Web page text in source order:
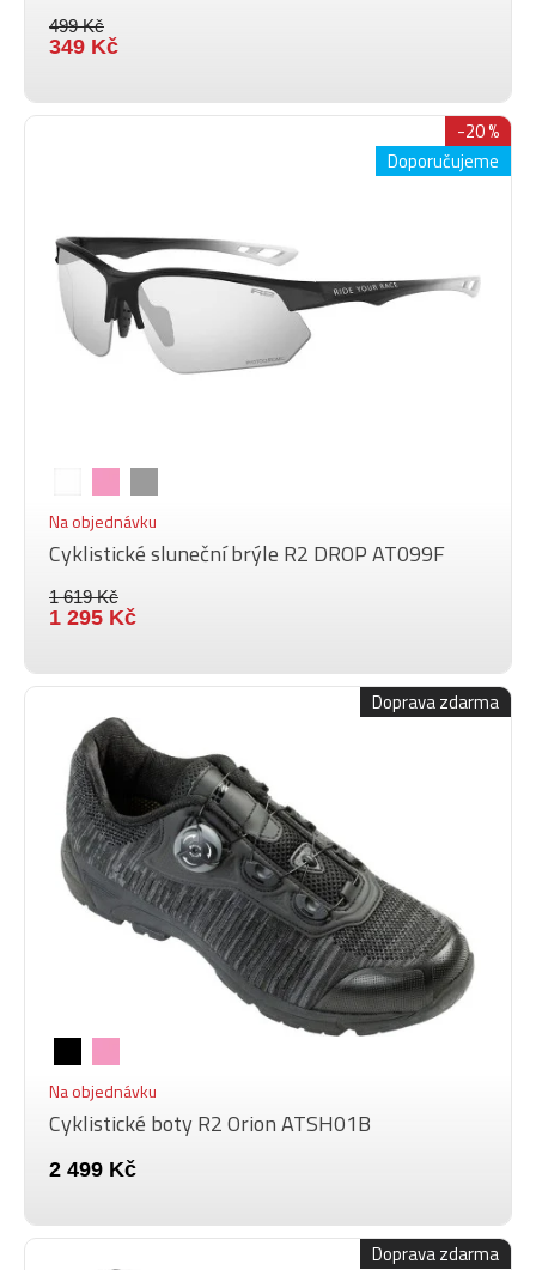
499 Kč
349 Kč
Doporučujeme
-20 %
Na objednávku
Cyklistické sluneční brýle R2 DROP AT099F
1 619 Kč
1 295 Kč
Doprava zdarma
Na objednávku
Cyklistické boty R2 Orion ATSH01B
2 499 Kč
Doprava zdarma